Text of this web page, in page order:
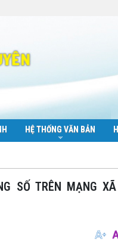
HỆ THỐNG VĂN BẢN